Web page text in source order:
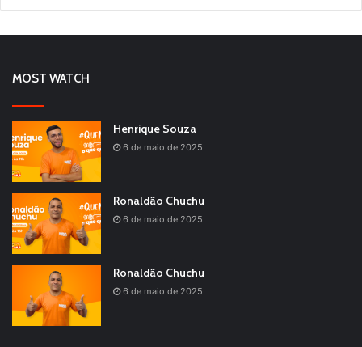
MOST WATCH
Henrique Souza
6 de maio de 2025
Ronaldão Chuchu
6 de maio de 2025
Ronaldão Chuchu
6 de maio de 2025